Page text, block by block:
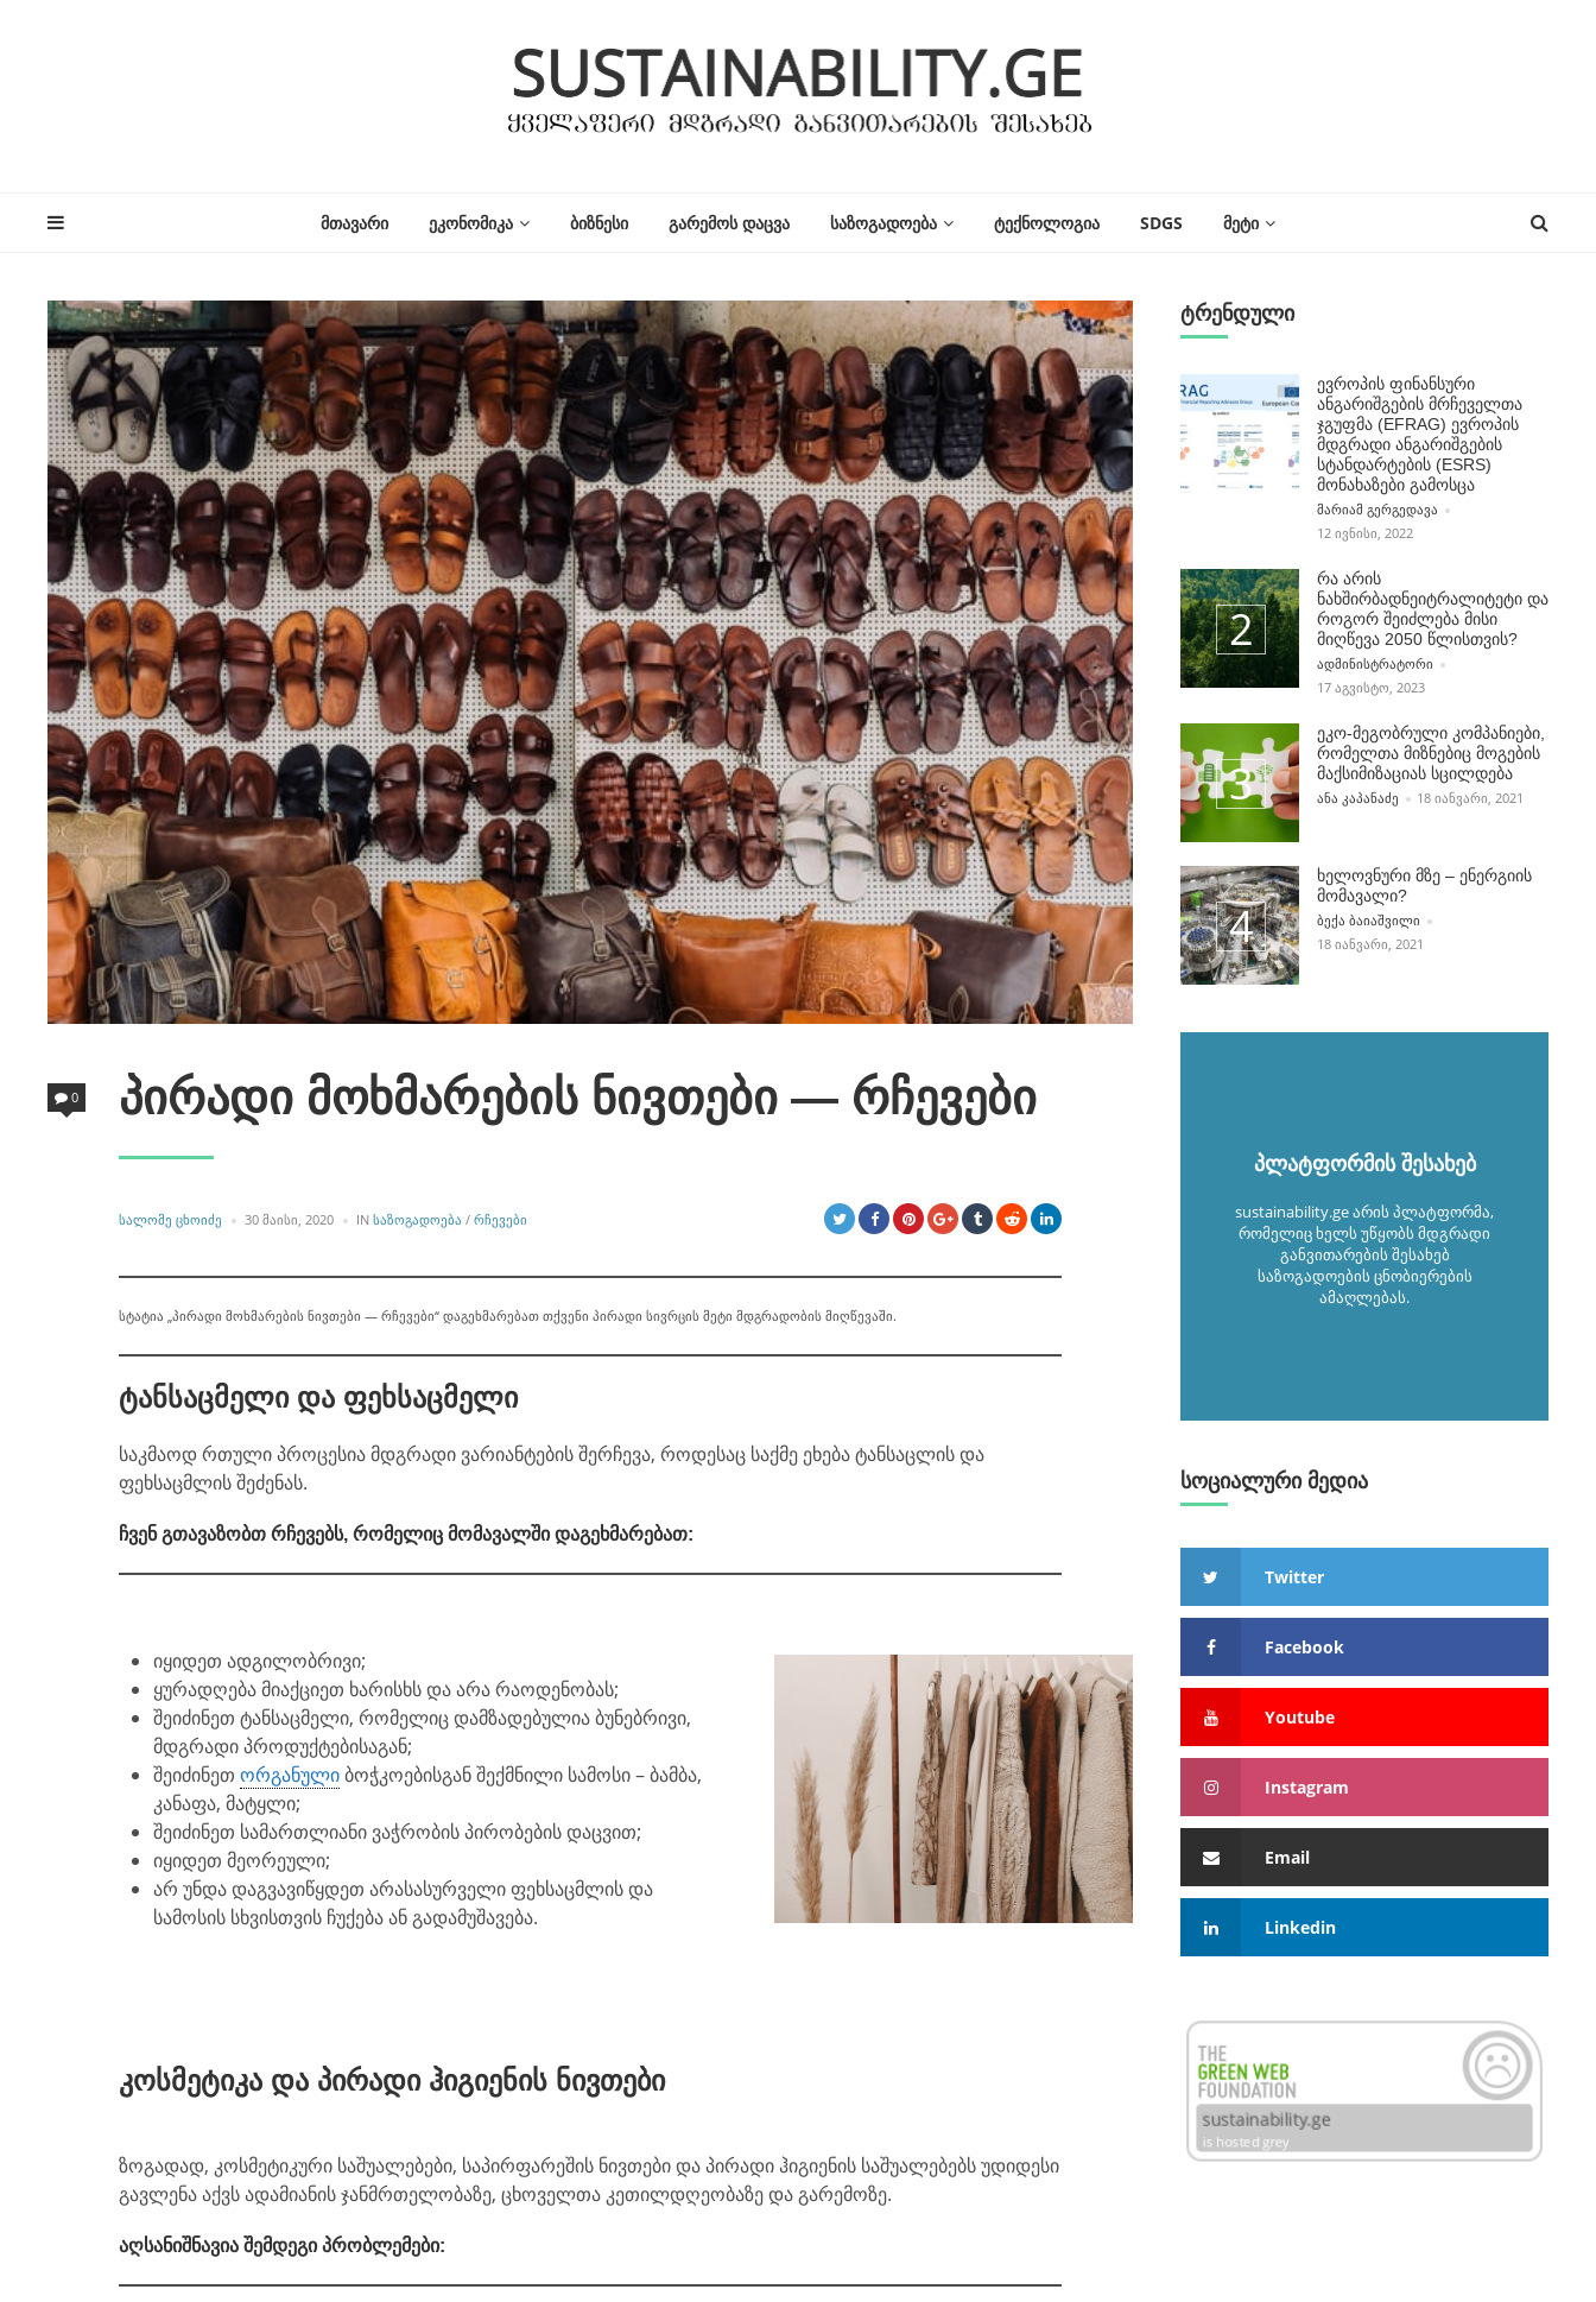
ᲛᲗᲐᲕᲐᲠᲘ ᲔᲙᲝᲜᲝᲛᲘᲙᲐ ᲑᲘᲖᲜᲔᲡᲘ ᲒᲐᲠᲔᲛᲝᲡ ᲓᲐᲪᲕᲐ ᲡᲐᲖᲝᲒᲐᲓᲝᲔᲑᲐ ᲢᲔᲥᲜᲝᲚᲝᲒᲘᲐ SDGS ᲛᲔᲢᲘ
პირადი მოხმარების ნივთები — რჩევები
POSTED
ᲡᲐᲚᲝᲛᲔ ᲪᲮᲝᲘᲫᲔ 30 ᲛᲐᲘᲡᲘ, 2020 IN POSTED
ᲡᲐᲖᲝᲒᲐᲓᲝᲔᲑᲐ / ᲠᲩᲔᲕᲔᲑᲘ
0
სტატია „პირადი მოხმარების ნივთები — რჩევები“ დაგეხმარებათ თქვენი პირადი სივრცის მეტი მდგრადობის მიღწევაში.
ტანსაცმელი და ფეხსაცმელი
საკმაოდ რთული პროცესია მდგრადი ვარიანტების შერჩევა, როდესაც საქმე ეხება ტანსაცლის და
ფეხსაცმლის შეძენას.
ჩვენ გთავაზობთ რჩევებს, რომელიც მომავალში დაგეხმარებათ:
იყიდეთ ადგილობრივი;
ყურადღება მიაქციეთ ხარისხს და არა რაოდენობას;
შეიძინეთ ტანსაცმელი, რომელიც დამზადებულია ბუნებრივი,
მდგრადი პროდუქტებისაგან;
შეიძინეთ ორგანულიბოჭკოებისგან შექმნილი სამოსი – ბამბა,
კანაფა, მატყლი;
შეიძინეთ სამართლიანი ვაჭრობის პირობების დაცვით;
იყიდეთ მეორეული;
არ უნდა დაგვავიწყდეთ არასასურველი ფეხსაცმლის და
სამოსის სხვისთვის ჩუქება ან გადამუშავება.
კოსმეტიკა და პირადი ჰიგიენის ნივთები
ზოგადად, კოსმეტიკური საშუალებები, საპირფარეშის ნივთები და პირადი ჰიგიენის საშუალებებს უდიდესი
გავლენა აქვს ადამიანის ჯანმრთელობაზე, ცხოველთა კეთილდღეობაზე და გარემოზე.
აღსანიშნავია შემდეგი პრობლემები:
ტრენდული
ევროპის ფინანსური
ანგარიშგების მრჩეველთა
ჯგუფმა (EFRAG) ევროპის
მდგრადი ანგარიშგების
სტანდარტების (ESRS)
მონახაზები გამოსცა
POSTED BY
ᲛᲐᲠᲘᲐᲛ ᲒᲔᲠᲒᲔᲓᲐᲕᲐ
12 ᲘᲕᲜᲘᲡᲘ, 2022
რა არის
ნახშირბადნეიტრალიტეტი და
როგორ შეიძლება მისი
მიღწევა 2050 წლისთვის?
POSTED BY
ᲐᲓᲛᲘᲜᲘᲡᲢᲠᲐᲢᲝᲠᲘ
17 ᲐᲒᲕᲘᲡᲢᲝ, 2023
ეკო-მეგობრული კომპანიები,
რომელთა მიზნებიც მოგების
მაქსიმიზაციას სცილდება
POSTED BY
ᲐᲜᲐ ᲙᲐᲞᲐᲜᲐᲫᲔ 18 ᲘᲐᲜᲕᲐᲠᲘ, 2021
ხელოვნური მზე – ენერგიის
მომავალი?
POSTED BY
ᲑᲔᲥᲐ ᲑᲐᲘᲐᲨᲕᲘᲚᲘ
18 ᲘᲐᲜᲕᲐᲠᲘ, 2021
პლატფორმის შესახებ
sustainability.ge არის პლატფორმა,
რომელიც ხელს უწყობს მდგრადი
განვითარების შესახებ
საზოგადოების ცნობიერების
ამაღლებას.
სოციალური მედია
Twitter
Facebook
Youtube
Instagram
Email
Linkedin